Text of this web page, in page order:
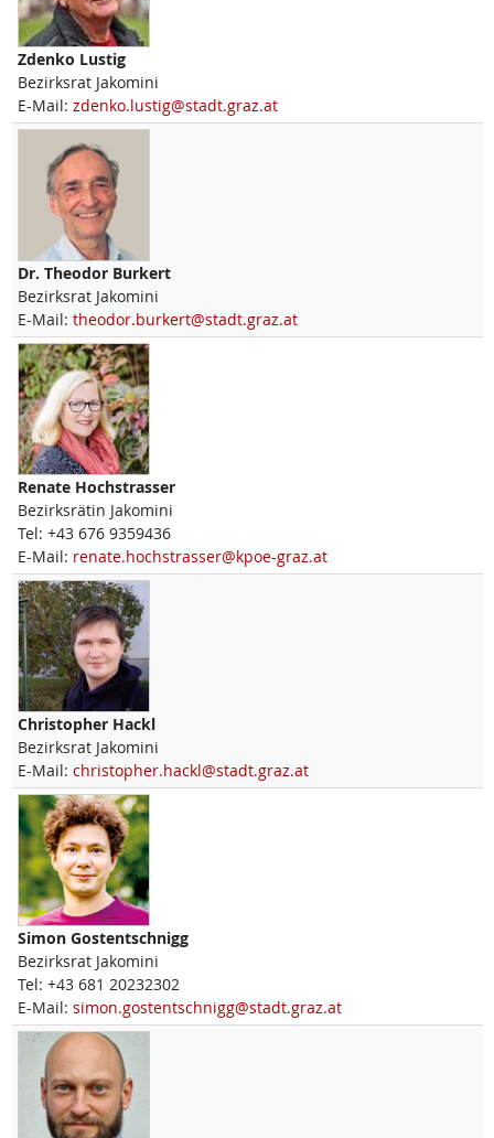
Zdenko Lustig
Bezirksrat Jakomini
E-Mail: zdenko.lustig@stadt.graz.at
Dr. Theodor Burkert
Bezirksrat Jakomini
E-Mail: theodor.burkert@stadt.graz.at
Renate Hochstrasser
Bezirksrätin Jakomini
Tel: +43 676 9359436
E-Mail: renate.hochstrasser@kpoe-graz.at
Christopher Hackl
Bezirksrat Jakomini
E-Mail: christopher.hackl@stadt.graz.at
Simon Gostentschnigg
Bezirksrat Jakomini
Tel: +43 681 20232302
E-Mail: simon.gostentschnigg@stadt.graz.at